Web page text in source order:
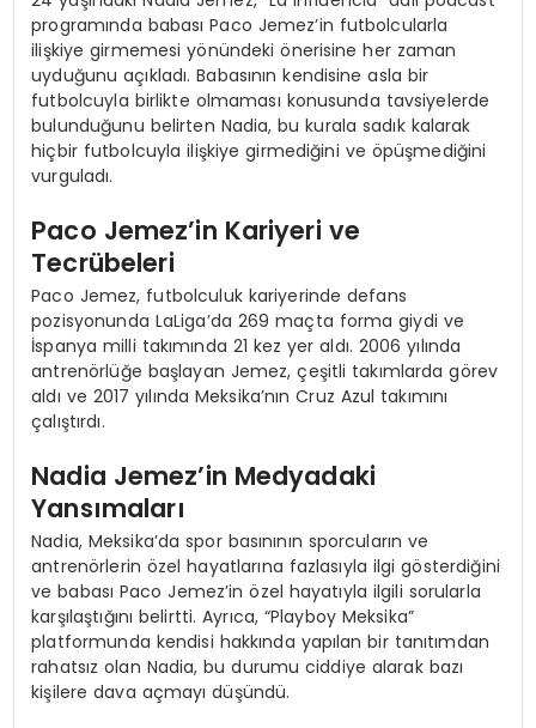
programında babası Paco Jemez’in futbolcularla
ilişkiye girmemesi yönündeki önerisine her zaman
uyduğunu açıkladı. Babasının kendisine asla bir
futbolcuyla birlikte olmaması konusunda tavsiyelerde
bulunduğunu belirten Nadia, bu kurala sadık kalarak
hiçbir futbolcuyla ilişkiye girmediğini ve öpüşmediğini
vurguladı.
Paco Jemez’in Kariyeri ve
Tecrübeleri
Paco Jemez, futbolculuk kariyerinde defans
pozisyonunda LaLiga’da 269 maçta forma giydi ve
İspanya milli takımında 21 kez yer aldı. 2006 yılında
antrenörlüğe başlayan Jemez, çeşitli takımlarda görev
aldı ve 2017 yılında Meksika’nın Cruz Azul takımını
çalıştırdı.
Nadia Jemez’in Medyadaki
Yansımaları
Nadia, Meksika’da spor basınının sporcuların ve
antrenörlerin özel hayatlarına fazlasıyla ilgi gösterdiğini
ve babası Paco Jemez’in özel hayatıyla ilgili sorularla
karşılaştığını belirtti. Ayrıca, “Playboy Meksika”
platformunda kendisi hakkında yapılan bir tanıtımdan
rahatsız olan Nadia, bu durumu ciddiye alarak bazı
kişilere dava açmayı düşündü.